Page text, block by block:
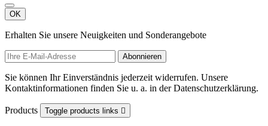
OK
Erhalten Sie unsere Neuigkeiten und Sonderangebote
Sie können Ihr Einverständnis jederzeit widerrufen. Unsere
Kontaktinformationen finden Sie u. a. in der Datenschutzerklärung.
Products Toggle products links 